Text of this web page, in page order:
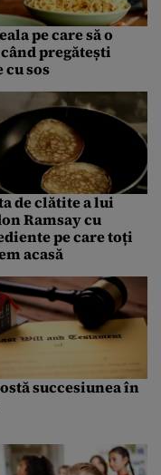
pe care să o
pregătești
cu sos
de clătite a lui
Ramsay cu
pe care toți
acasă
succesiunea în